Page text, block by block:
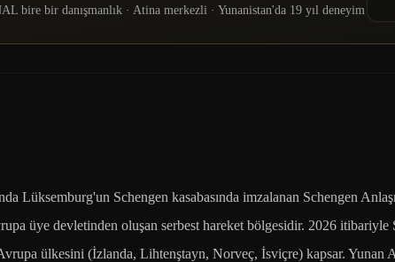
bire bir danışmanlık · Atina merkezli · Yunanistan'da 19 yıl deneyim
Lüksemburg'un Schengen kasabasında imzalanan Schengen
üye devletinden oluşan serbest hareket bölgesidir. 2026
ülkesini (İzlanda, Lihtenştayn, Norveç, İsviçre) kapsar. Yunan